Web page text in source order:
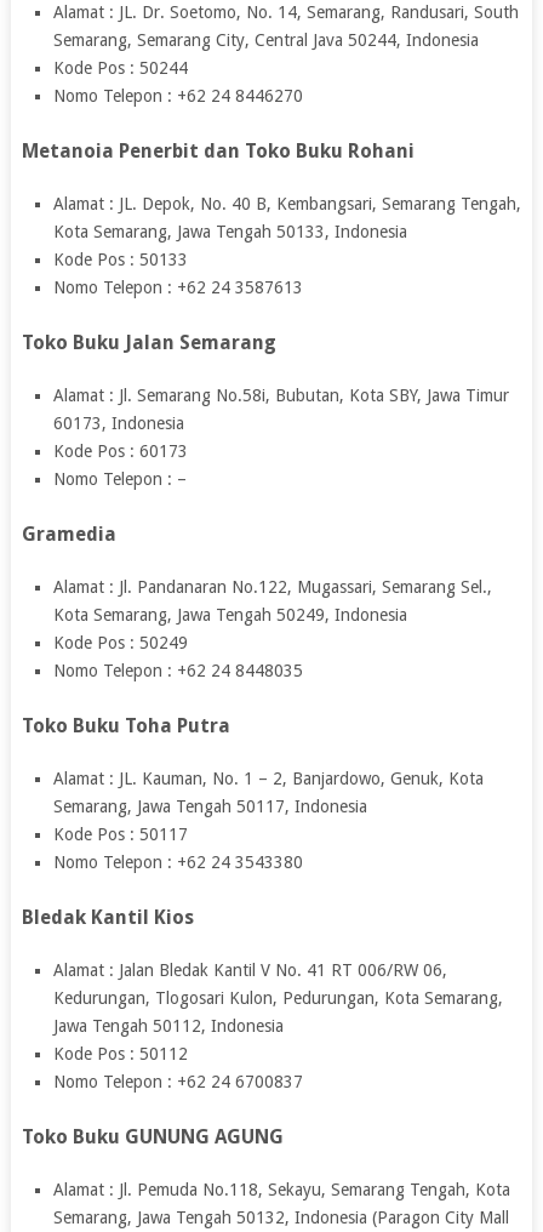
Alamat : JL. Dr. Soetomo, No. 14, Semarang, Randusari, South
Semarang, Semarang City, Central Java 50244, Indonesia
Kode Pos : 50244
Nomo Telepon : +62 24 8446270
Metanoia Penerbit dan Toko Buku Rohani
Alamat : JL. Depok, No. 40 B, Kembangsari, Semarang Tengah,
Kota Semarang, Jawa Tengah 50133, Indonesia
Kode Pos : 50133
Nomo Telepon : +62 24 3587613
Toko Buku Jalan Semarang
Alamat : Jl. Semarang No.58i, Bubutan, Kota SBY, Jawa Timur
60173, Indonesia
Kode Pos : 60173
Nomo Telepon : –
Gramedia
Alamat : Jl. Pandanaran No.122, Mugassari, Semarang Sel.,
Kota Semarang, Jawa Tengah 50249, Indonesia
Kode Pos : 50249
Nomo Telepon : +62 24 8448035
Toko Buku Toha Putra
Alamat : JL. Kauman, No. 1 – 2, Banjardowo, Genuk, Kota
Semarang, Jawa Tengah 50117, Indonesia
Kode Pos : 50117
Nomo Telepon : +62 24 3543380
Bledak Kantil Kios
Alamat : Jalan Bledak Kantil V No. 41 RT 006/RW 06,
Kedurungan, Tlogosari Kulon, Pedurungan, Kota Semarang,
Jawa Tengah 50112, Indonesia
Kode Pos : 50112
Nomo Telepon : +62 24 6700837
Toko Buku GUNUNG AGUNG
Alamat : Jl. Pemuda No.118, Sekayu, Semarang Tengah, Kota
Semarang, Jawa Tengah 50132, Indonesia (Paragon City Mall